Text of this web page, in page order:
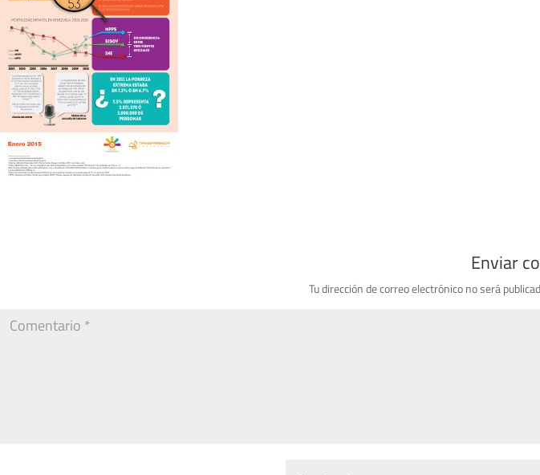
Enviar
Tu dirección de correo electrónico no será